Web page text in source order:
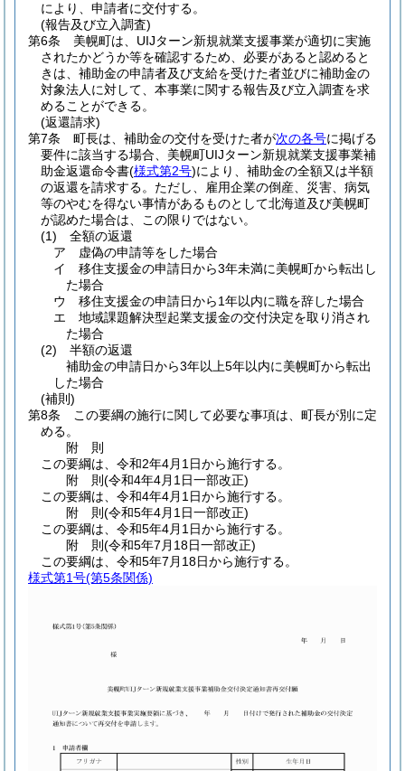
により、申請者に交付する。
(報告及び立入調査)
第6条
美幌町は、UIJターン新規就業支援事業が適切に実施
されたかどうか等を確認するため、必要があると認めると
きは、補助金の申請者及び支給を受けた者並びに補助金の
対象法人に対して、本事業に関する報告及び立入調査を求
めることができる。
(返還請求)
第7条
町長は、補助金の交付を受けた者が次の各号に掲げる
要件に該当する場合、美幌町UIJターン新規就業支援事業補
助金返還命令書(様式第2号)により、補助金の全額又は半額
の返還を請求する。 ただし、雇用企業の倒産、災害、病気
等のやむを得ない事情があるものとして北海道及び美幌町
が認めた場合は、この限りではない。
(1)
全額の返還
ア
虚偽の申請等をした場合
イ
移住支援金の申請日から3年未満に美幌町から転出し
た場合
ウ
移住支援金の申請日から1年以内に職を辞した場合
エ
地域課題解決型起業支援金の交付決定を取り消され
た場合
(2)
半額の返還
補助金の申請日から3年以上5年以内に美幌町から転出
した場合
(補則)
第8条
この要綱の施行に関して必要な事項は、町長が別に定
める。
附 則
この要綱は、令和2年4月1日から施行する。
附 則(令和4年4月1日一部改正)
この要綱は、令和4年4月1日から施行する。
附 則(令和5年4月1日一部改正)
この要綱は、令和5年4月1日から施行する。
附 則(令和5年7月18日一部改正)
この要綱は、令和5年7月18日から施行する。
様式第1号(第5条関係)